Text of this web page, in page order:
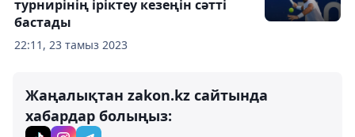
22:11, 23 тамыз 2023
турнирінің іріктеу кезеңін сәтті
бастады
Жаңалықтан zakon.kz сайтында
хабардар болыңыз: